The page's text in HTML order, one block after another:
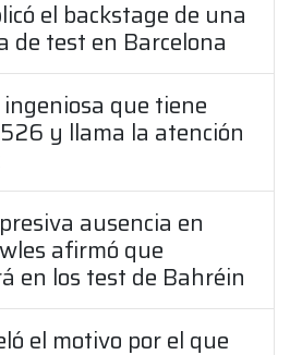
el backstage de una
de test en Barcelona
ingeniosa que tiene
y llama la atención
ausencia en
afirmó que
en los test de Bahréin
el motivo por el que